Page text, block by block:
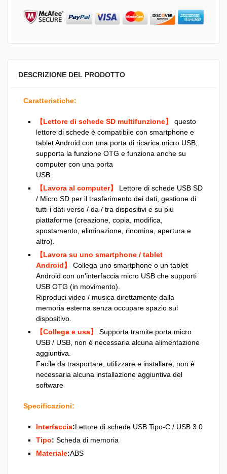
DESCRIZIONE DEL PRODOTTO
Caratteristiche:
【Lettore di schede SD multifunzione】
questo
lettore di schede è compatibile con smartphone e
tablet Android con una porta di ricarica micro USB,
supporta la funzione OTG e funziona anche su
computer con una porta
USB.
【Lavora al computer】
Lettore di schede USB SD
/ Micro SD per il trasferimento dei dati, gestione di
tutti i dati verso / da / tra dispositivi e su più
piattaforme (creazione, copia, modifica,
spostamento, eliminazione, rinomina, apertura e
altro).
【Lavora su uno smartphone / tablet
Android】
Collega uno smartphone o un tablet
Android con un'interfaccia micro USB che supporti
USB OTG (in movimento).
Riproduci video / musica direttamente dalla
memoria esterna senza occupare spazio sul
dispositivo.
【Collega e usa】
Supporta tramite porta micro
USB / USB, non è necessaria alcuna alimentazione
aggiuntiva.
Facile da trasportare, utilizzare e installare, non è
necessaria alcuna installazione aggiuntiva del
software
Specificazioni:
Interfaccia:Lettore di schede USB Tipo-C / USB 3.0
Tipo: Scheda di memoria
Materiale:ABS